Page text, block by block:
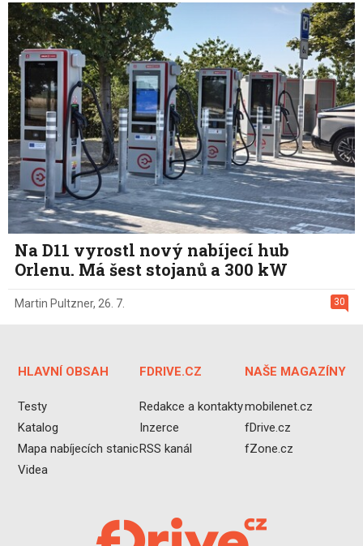
Na D11 vyrostl nový nabíjecí hub
Orlenu. Má šest stojanů a 300 kW
30
Martin Pultzner, 26. 7.
HLAVNÍ OBSAH
Testy
Katalog
Mapa nabíjecích stanic
Videa
FDRIVE.CZ
Redakce a kontakty
Inzerce
RSS kanál
NAŠE MAGAZÍNY
mobilenet.cz
fDrive.cz
fZone.cz